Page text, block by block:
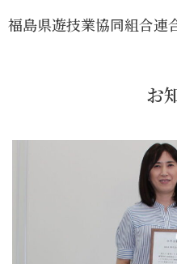
福島県遊技業協同組合連
お